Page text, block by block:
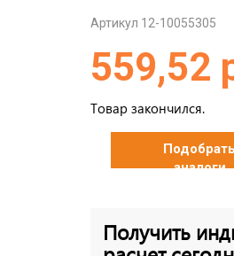
Артикул 12-10055305
559,52
Товар закончился.
Подобрать
аналоги
Получить